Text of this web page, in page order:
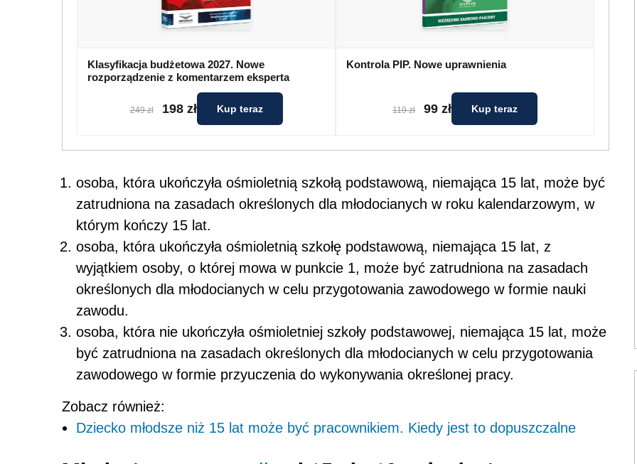
Klasyfikacja budżetowa 2027. Nowe
rozporządzenie z komentarzem eksperta
249 zł 198 zł Kup teraz
Kontrola PIP. Nowe uprawnienia
119 zł 99 zł Kup teraz
osoba, która ukończyła ośmioletnią szkołą podstawową, niemająca 15 lat, może być
zatrudniona na zasadach określonych dla młodocianych w roku kalendarzowym, w
którym kończy 15 lat.
osoba, która ukończyła ośmioletnią szkołę podstawową, niemająca 15 lat, z
wyjątkiem osoby, o której mowa w punkcie 1, może być zatrudniona na zasadach
określonych dla młodocianych w celu przygotowania zawodowego w formie nauki
zawodu.
osoba, która nie ukończyła ośmioletniej szkoły podstawowej, niemająca 15 lat, może
być zatrudniona na zasadach określonych dla młodocianych w celu przygotowania
zawodowego w formie przyuczenia do wykonywania określonej pracy.
Zobacz również:
Dziecko młodsze niż 15 lat może być pracownikiem. Kiedy jest to dopuszczalne